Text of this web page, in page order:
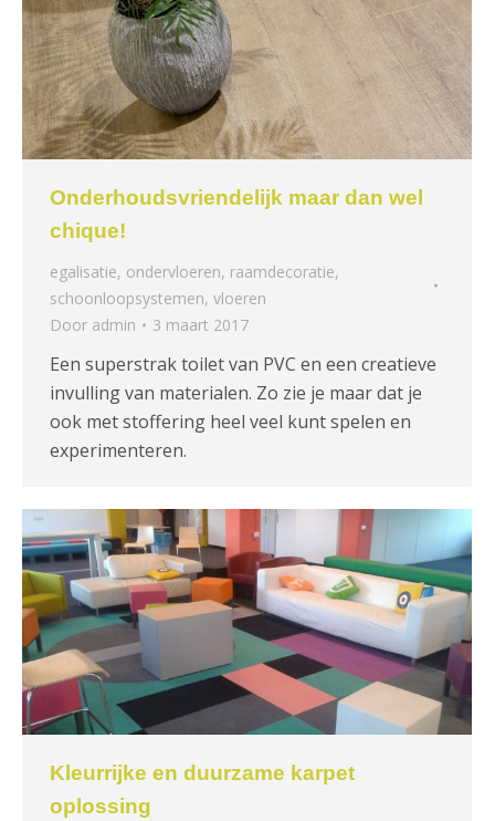
Onderhoudsvriendelijk maar dan wel
chique!
egalisatie, ondervloeren, raamdecoratie,
schoonloopsystemen, vloeren
Door admin 3 maart 2017
Een superstrak toilet van PVC en een creatieve
invulling van materialen. Zo zie je maar dat je
ook met stoffering heel veel kunt spelen en
experimenteren.
Kleurrijke en duurzame karpet
oplossing